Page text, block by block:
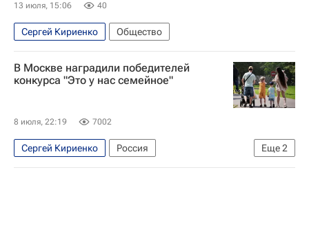
13 июля, 15:06 40
Сергей Кириенко Общество
В Москве наградили победителей
конкурса "Это у нас семейное"
8 июля, 22:19 7002
Еще2
Сергей Кириенко
Россия
Татьяна Голикова
Праздники